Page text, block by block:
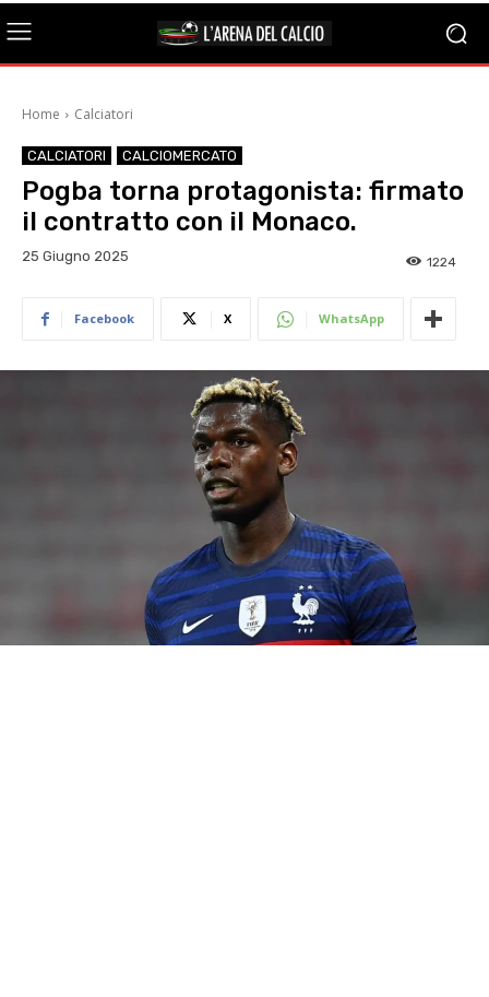
Home Calciatori
CALCIATORI CALCIOMERCATO
Pogba torna protagonista: firmato
il contratto con il Monaco.
25 Giugno 2025 1224
Facebook X WhatsApp